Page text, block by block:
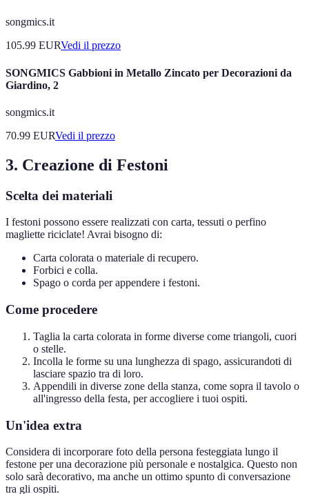
songmics.it
105.99 EURVedi il prezzo
SONGMICS Gabbioni in Metallo Zincato per Decorazioni da
Giardino, 2
songmics.it
70.99 EURVedi il prezzo
3. Creazione di Festoni
Scelta dei materiali
I festoni possono essere realizzati con carta, tessuti o perfino
magliette riciclate! Avrai bisogno di:
Carta colorata o materiale di recupero.
Forbici e colla.
Spago o corda per appendere i festoni.
Come procedere
Taglia la carta colorata in forme diverse come triangoli, cuori
o stelle.
Incolla le forme su una lunghezza di spago, assicurandoti di
lasciare spazio tra di loro.
Appendili in diverse zone della stanza, come sopra il tavolo o
all'ingresso della festa, per accogliere i tuoi ospiti.
Un'idea extra
Considera di incorporare foto della persona festeggiata lungo il
festone per una decorazione più personale e nostalgica. Questo non
solo sarà decorativo, ma anche un ottimo spunto di conversazione
tra gli ospiti.